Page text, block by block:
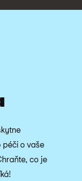
péči o vaše
co je